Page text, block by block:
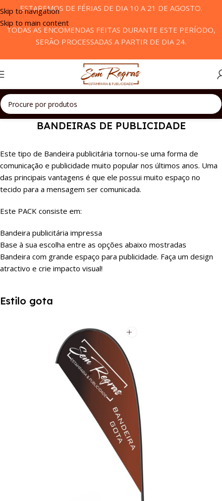
Skip to navigation
Skip to main content
ESTAREMOS DE FÉRIAS DE DIA 10 A 21 DE AGOSTO.
TODAS AS ENCOMENDAS FEITAS DURANTE ESTE PERÍODO,
SERÃO PROCESSADAS A PARTIR DE DIA 24.
BANDEIRAS DE PUBLICIDADE
Este tipo de Bandeira publicitária tornou-se uma forma de
comunicação e publicidade muito popular nos últimos anos. Uma
das principais vantagens é que ele possui muito espaço no
tecido para a mensagem ser comunicada.
Este PACK consiste em:
Bandeira publicitária impressa
Base à sua escolha entre as opções abaixo mostradas
Bandeira com grande espaço para publicidade. Faça um design
atractivo e crie impacto visual!
Estilo gota